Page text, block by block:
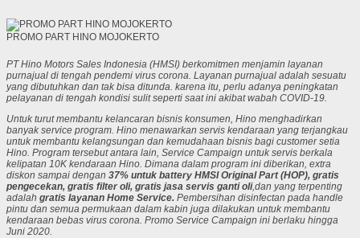
PROMO PART HINO MOJOKERTO
PT Hino Motors Sales Indonesia (HMSI) berkomitmen menjamin layanan
purnajual di tengah pendemi virus corona. Layanan purnajual adalah sesuatu
yang dibutuhkan dan tak bisa ditunda. karena itu, perlu adanya peningkatan
pelayanan di tengah kondisi sulit seperti saat ini akibat wabah COVID-19.
Untuk turut membantu kelancaran bisnis konsumen, Hino menghadirkan
banyak service program. Hino menawarkan servis kendaraan yang terjangkau
untuk membantu kelangsungan dan kemudahaan bisnis bagi customer setia
Hino. Program tersebut antara lain, Service Campaign untuk servis berkala
kelipatan 10K kendaraan Hino. Dimana dalam program ini diberikan, extra
diskon sampai dengan 37% untuk battery HMSI Original Part (HOP), gratis
pengecekan, gratis filter oli, gratis jasa servis ganti oli,dan yang terpenting
adalah gratis layanan Home Service. Pembersihan disinfectan pada handle
pintu dan semua permukaan dalam kabin juga dilakukan untuk membantu
kendaraan bebas virus corona. Promo Service Campaign ini berlaku hingga
Juni 2020.